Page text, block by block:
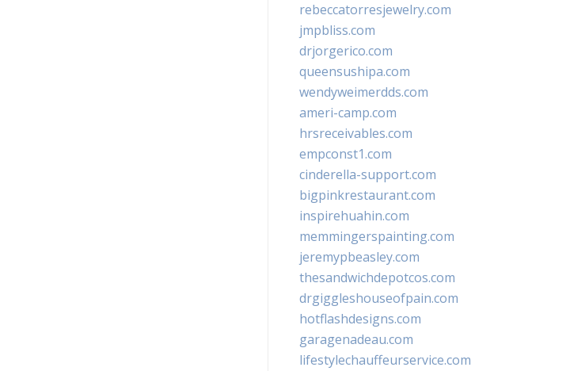
rebeccatorresjewelry.com
jmpbliss.com
drjorgerico.com
queensushipa.com
wendyweimerdds.com
ameri-camp.com
hrsreceivables.com
empconst1.com
cinderella-support.com
bigpinkrestaurant.com
inspirehuahin.com
memmingerspainting.com
jeremypbeasley.com
thesandwichdepotcos.com
drgiggleshouseofpain.com
hotflashdesigns.com
garagenadeau.com
lifestylechauffeurservice.com